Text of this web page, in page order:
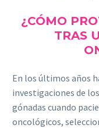
¿CÓMO
TRAS
En los últimos años
investigaciones de
gónadas cuando
oncológicos,